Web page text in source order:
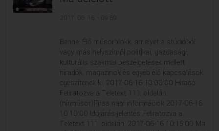
2017. 06. 16. - 09:59
Benne: Élő műsorblokk, amelyet a stúdióból
vagy más helyszínről politikai, gazdasági,
kulturális szakmai beszélgetések mellett
híradók, magazinok és egyéb élő kapcsolások
egészítenek ki. 2017-06-16 10:00:00 Híradó
Feliratozva a Teletext 111. oldalán.
(hírműsor)Friss napi információk 2017-06-16
10:10:00 Időjárás-jelentés Feliratozva a
Teletext 111. oldalán. 2017-06-16 10:15:00 Ma